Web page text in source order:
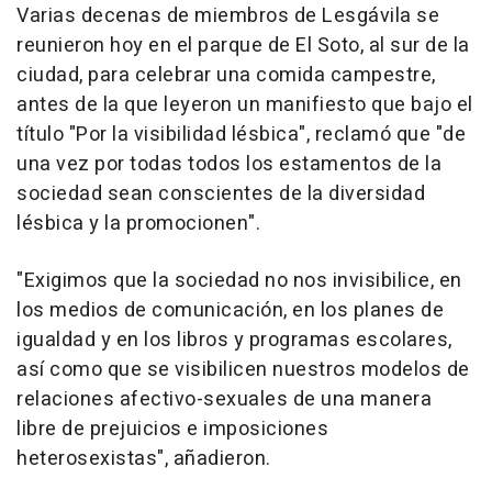
Varias decenas de miembros de Lesgávila se
reunieron hoy en el parque de El Soto, al sur de la
ciudad, para celebrar una comida campestre,
antes de la que leyeron un manifiesto que bajo el
título "Por la visibilidad lésbica", reclamó que "de
una vez por todas todos los estamentos de la
sociedad sean conscientes de la diversidad
lésbica y la promocionen".
"Exigimos que la sociedad no nos invisibilice, en
los medios de comunicación, en los planes de
igualdad y en los libros y programas escolares,
así como que se visibilicen nuestros modelos de
relaciones afectivo-sexuales de una manera
libre de prejuicios e imposiciones
heterosexistas", añadieron.